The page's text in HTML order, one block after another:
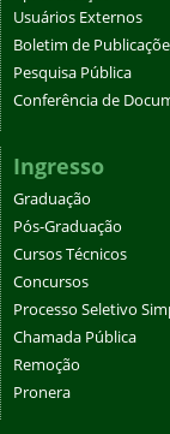
Usuários Externos
Boletim de
Pesquisa Pública
Conferência de
Ingresso
Graduação
Pós-Graduação
Cursos Técnicos
Concursos
Processo Seletivo
Chamada Pública
Remoção
Pronera